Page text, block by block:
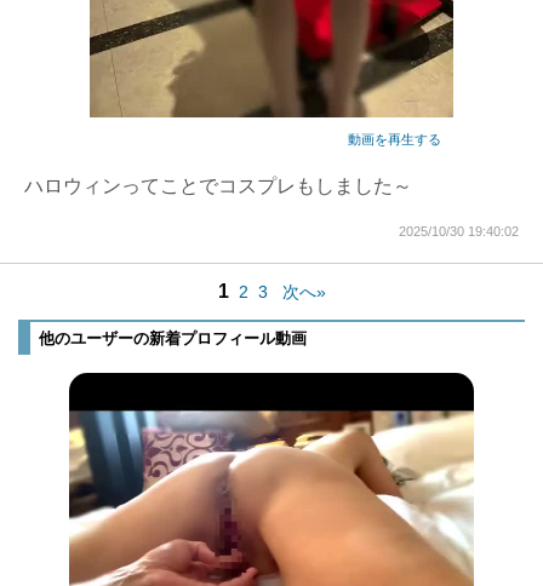
動画を再生する
ハロウィンってことでコスプレもしました～
2025/10/30 19:40:02
1 2 3 次へ»
他のユーザーの新着プロフィール動画